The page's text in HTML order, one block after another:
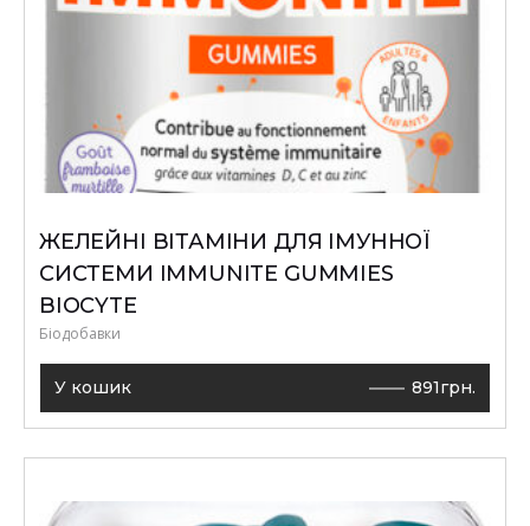
ЖЕЛЕЙНІ ВІТАМІНИ ДЛЯ ІМУННОЇ
СИСТЕМИ IMMUNITE GUMMIES
BIOCYTE
Біодобавки
У кошик 891грн.